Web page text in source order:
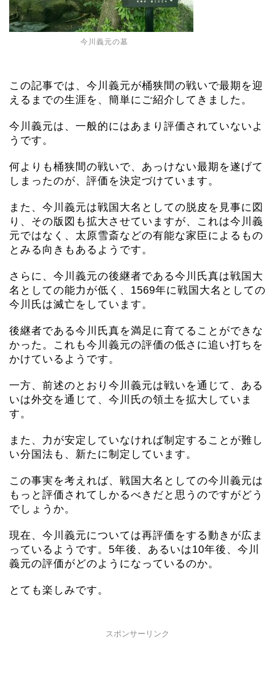
今川義元の墓
この記事では、今川義元が桶狭間の戦いで最期を迎
えるまでの生涯を、簡単にご紹介してきました。
今川義元は、一般的にはあまり評価されていないよ
うです。
何よりも桶狭間の戦いで、あっけない最期を遂げて
しまったのが、評価を決定づけています。
また、今川義元は戦国大名としての脱皮を見事に図
り、その版図も拡大させていますが、これは今川義
元ではなく、太原雪斎などの有能な家臣によるもの
とみる向きもあるようです。
さらに、今川義元の後継者である今川氏真は戦国大
名としての能力が低く、1569年に戦国大名としての
今川氏は滅亡をしています。
後継者である今川氏真を満足に育てることができな
かった。これも今川義元の評価の低さに追い打ちを
かけているようです。
一方、前述のとおり今川義元は戦いを通じて、ある
いは外交を通じて、今川氏の領土を拡大していま
す。
また、力が安定していなければ制定することが難し
い分国法も、新たに制定しています。
この事実を考えれば、戦国大名としての今川義元は
もっと評価されてしかるべきだと思うのですがどう
でしょうか。
現在、今川義元については再評価をする動きが広ま
っているようです。5年後、あるいは10年後、今川
義元の評価がどのようになっているのか。
とても楽しみです。
スポンサーリンク